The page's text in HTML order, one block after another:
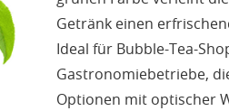
Getränk einen
Ideal für Bubble-Tea-
Gastronomiebetriebe,
Optionen mit optischer